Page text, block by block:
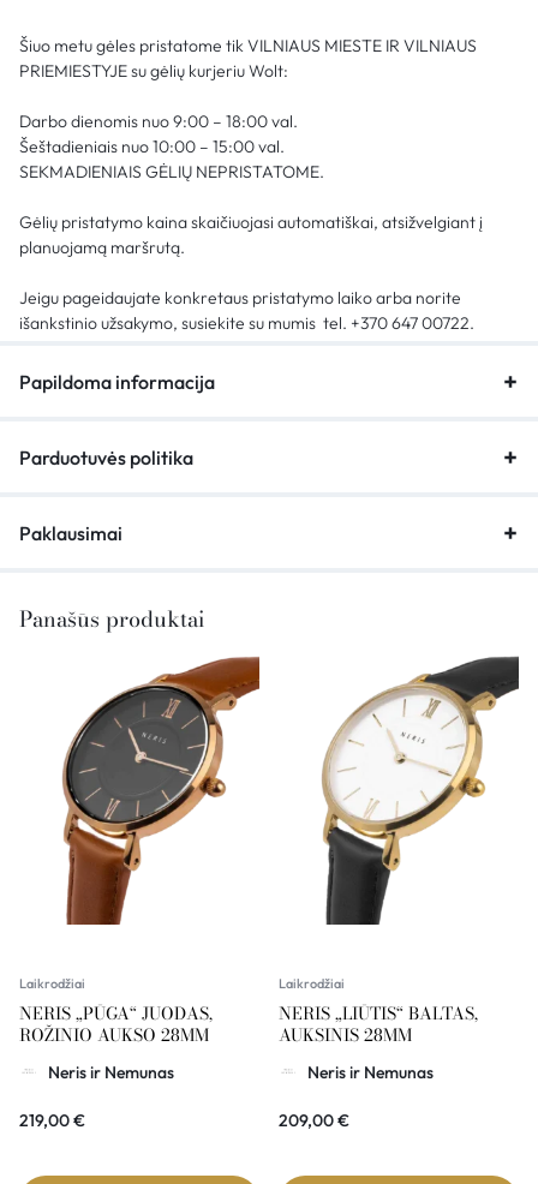
Šiuo metu gėles pristatome tik VILNIAUS MIESTE IR VILNIAUS
PRIEMIESTYJE su gėlių kurjeriu Wolt:
Darbo dienomis nuo 9:00 – 18:00 val.
Šeštadieniais nuo 10:00 – 15:00 val.
SEKMADIENIAIS GĖLIŲ NEPRISTATOME.
Gėlių pristatymo kaina skaičiuojasi automatiškai, atsižvelgiant į
planuojamą maršrutą.
Jeigu pageidaujate konkretaus pristatymo laiko arba norite
išankstinio užsakymo, susiekite su mumis tel. +370 647 00722.
Papildoma informacija
Parduotuvės politika
Paklausimai
Panašūs produktai
Laikrodžiai
NERIS „PŪGA“ JUODAS,
ROŽINIO AUKSO 28MM
Neris ir Nemunas
219,00€
Laikrodžiai
NERIS „LIŪTIS“ BALTAS,
AUKSINIS 28MM
Neris ir Nemunas
209,00€